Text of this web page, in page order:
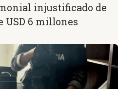
injustificado de
6 millones